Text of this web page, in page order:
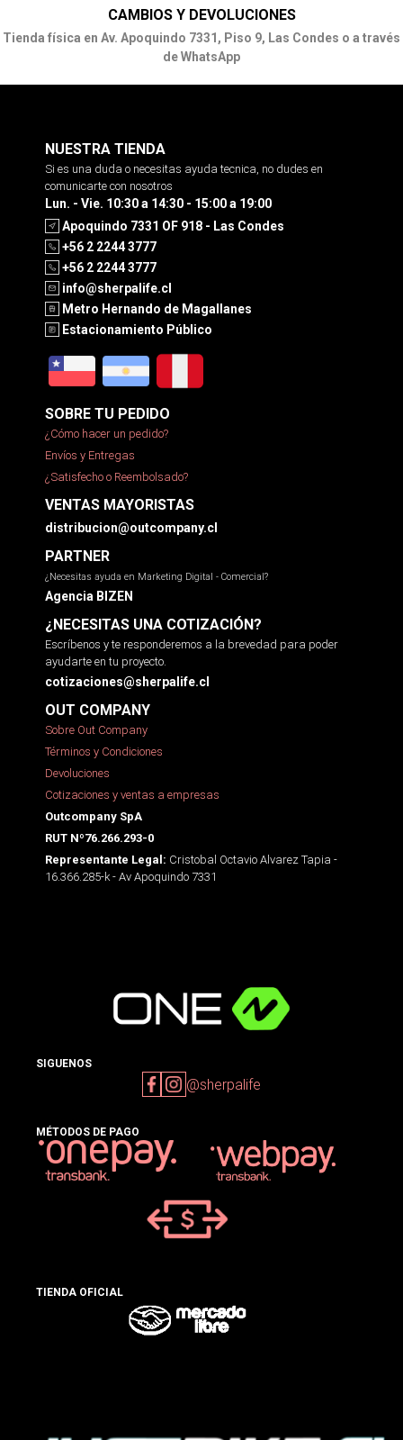
CAMBIOS Y DEVOLUCIONES
Tienda física en Av. Apoquindo 7331, Piso 9, Las Condes o a través
de WhatsApp
NUESTRA TIENDA
Si es una duda o necesitas ayuda tecnica, no dudes en
comunicarte con nosotros
Lun. - Vie. 10:30 a 14:30 - 15:00 a 19:00
Apoquindo 7331 OF 918 - Las Condes
+56 2 2244 3777
+56 2 2244 3777
info@sherpalife.cl
Metro Hernando de Magallanes
Estacionamiento Público
SOBRE TU PEDIDO
¿Cómo hacer un pedido?
Envíos y Entregas
¿Satisfecho o Reembolsado?
VENTAS MAYORISTAS
distribucion@outcompany.cl
PARTNER
¿Necesitas ayuda en Marketing Digital - Comercial?
Agencia BIZEN
¿NECESITAS UNA COTIZACIÓN?
Escríbenos y te responderemos a la brevedad para poder
ayudarte en tu proyecto.
cotizaciones@sherpalife.cl
OUT COMPANY
Sobre Out Company
Términos y Condiciones
Devoluciones
Cotizaciones y ventas a empresas
Outcompany SpA
RUT Nº76.266.293-0
Representante Legal: Cristobal Octavio Alvarez Tapia -
16.366.285-k - Av Apoquindo 7331
SIGUENOS
@sherpalife
MÉTODOS DE PAGO
TIENDA OFICIAL